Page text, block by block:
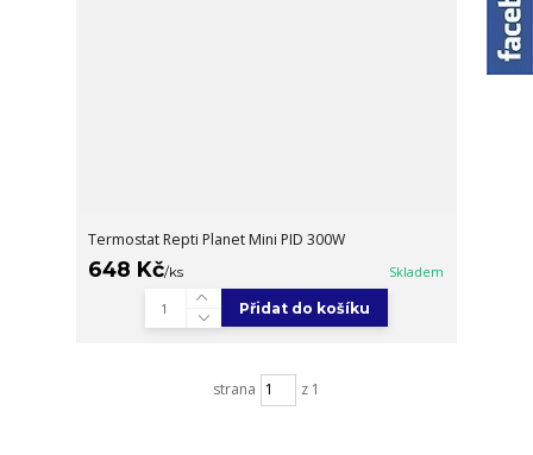
Termostat Repti Planet Mini PID 300W
648 Kč/ks Skladem
Přidat do košíku
strana z 1